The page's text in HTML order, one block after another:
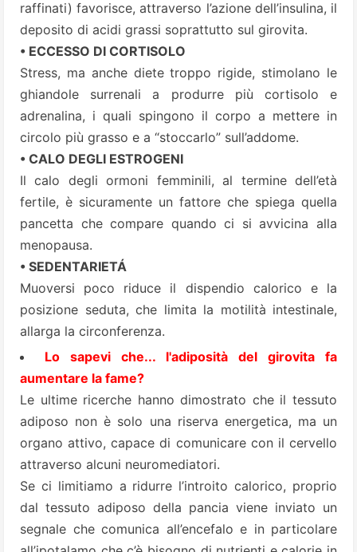
raffinati) favorisce, attraverso l’azione dell’insulina, il
deposito di acidi grassi soprattutto sul girovita.
• ECCESSO DI CORTISOLO
Stress, ma anche diete troppo rigide, stimolano le
ghiandole surrenali a produrre più cortisolo e
adrenalina, i quali spingono il corpo a mettere in
circolo più grasso e a “stoccarlo” sull’addome.
• CALO DEGLI ESTROGENI
Il calo degli ormoni femminili, al termine dell’età
fertile, è sicuramente un fattore che spiega quella
pancetta che compare quando ci si avvicina alla
menopausa.
• SEDENTARIETÁ
Muoversi poco riduce il dispendio calorico e la
posizione seduta, che limita la motilità intestinale,
allarga la circonferenza.
Lo sapevi che... l'adiposità del girovita fa
aumentare la fame?
Le ultime ricerche hanno dimostrato che il tessuto
adiposo non è solo una riserva energetica, ma un
organo attivo, capace di comunicare con il cervello
attraverso alcuni neuromediatori.
Se ci limitiamo a ridurre l’introito calorico, proprio
dal tessuto adiposo della pancia viene inviato un
segnale che comunica all’encefalo e in particolare